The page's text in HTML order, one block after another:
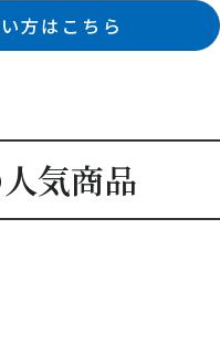
方はこちら
気商品